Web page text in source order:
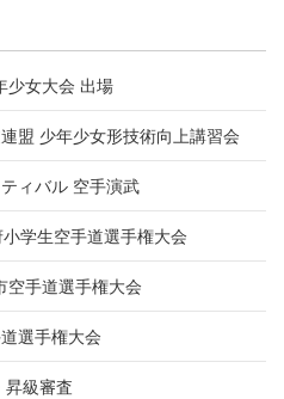
少女大会 出場
盟 少年少女形技術向上講習会
ィバル 空手演武
学生空手道選手権大会
空手道選手権大会
選手権大会
昇級審査